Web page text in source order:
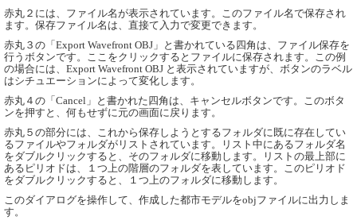
赤丸２には、ファイル名が表示されています。このファイル名で保存され
ます。保存ファイル名は、直接て入力で変更できます。
赤丸３の「Export Wavefront OBJ」と書かれている四角は、ファイル保存を
行うボタンです。ここをクリックするとファイルに保存されます。この例
の場合には、Export Wavefront OBJ と表示されていますが、ボタンのラベル
はシチュエーションによって変化します。
赤丸４の「Cancel」と書かれた四角は、キャンセルボタンです。このボタ
ンを押すと、何もせずに元の画面に戻ります。
赤丸５の部分には、これから保存しようとするフォルダに既に存在してい
るファイルやフォルダがリストされています。リスト中にあるフォルダ名
をダブルクリックすると、そのフォルダに移動します。リストの最上部に
あるピリオドは、１つ上の階層のフォルダを表しています。このピリオド
をダブルクリックすると、１つ上のフォルダに移動します。
このダイアログを操作して、作成した都市モデルをobjファイルに出力しま
す。